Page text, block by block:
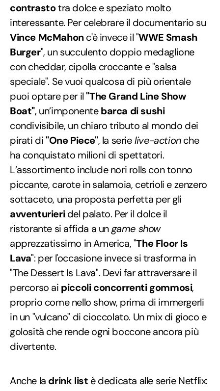
contrastotra dolce e speziato molto
interessante. Per celebrare il documentario su
Vince McMahonc'è invece il "WWE Smash
Burger", un succulento doppio medaglione
con cheddar, cipolla croccante e "salsa
speciale". Se vuoi qualcosa di più orientale
puoi optare per il"The Grand Line Show
Boat", un’imponentebarca di sushi
condivisibile, un chiaro tributo al mondo dei
pirati di"One Piece", la serielive-actionche
ha conquistato milioni di spettatori.
L’assortimento include nori rolls con tonno
piccante, carote in salamoia, cetrioli e zenzero
sottaceto, una proposta perfetta per gli
avventurieridel palato. Per il dolce il
ristorante si affida a ungame show
apprezzatissimo in America, "The Floor Is
Lava": per l'occasione invece si trasforma in
"The Dessert Is Lava". Devi far attraversare il
percorso ai piccoli concorrenti gommosi,
proprio come nello show, prima di immergerli
in un "vulcano" di cioccolato. Un mix di gioco e
golosità che rende ogni boccone ancora più
divertente.
Anche la drink list è dedicata alle serie Netflix: